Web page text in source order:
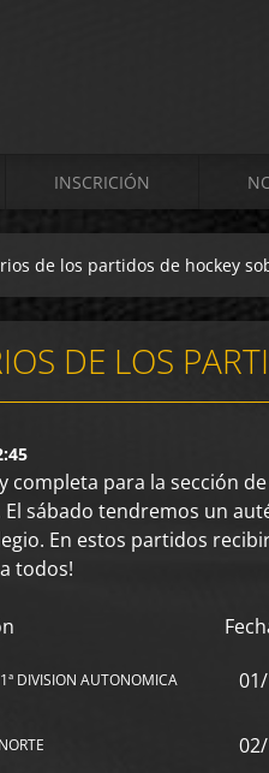
INSCRICIÓN
de los partidos de hockey
DE LOS
completa para la sección
sábado tendremos un
En estos partidos
todos!
DIVISION AUTONOMICA